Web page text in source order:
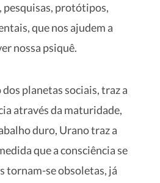
protótipos,
que nos ajudem a
nossa psiquê.
planetas sociais, traz a
através da maturidade,
duro, Urano traz a
que a consciência se
tornam-se obsoletas, já